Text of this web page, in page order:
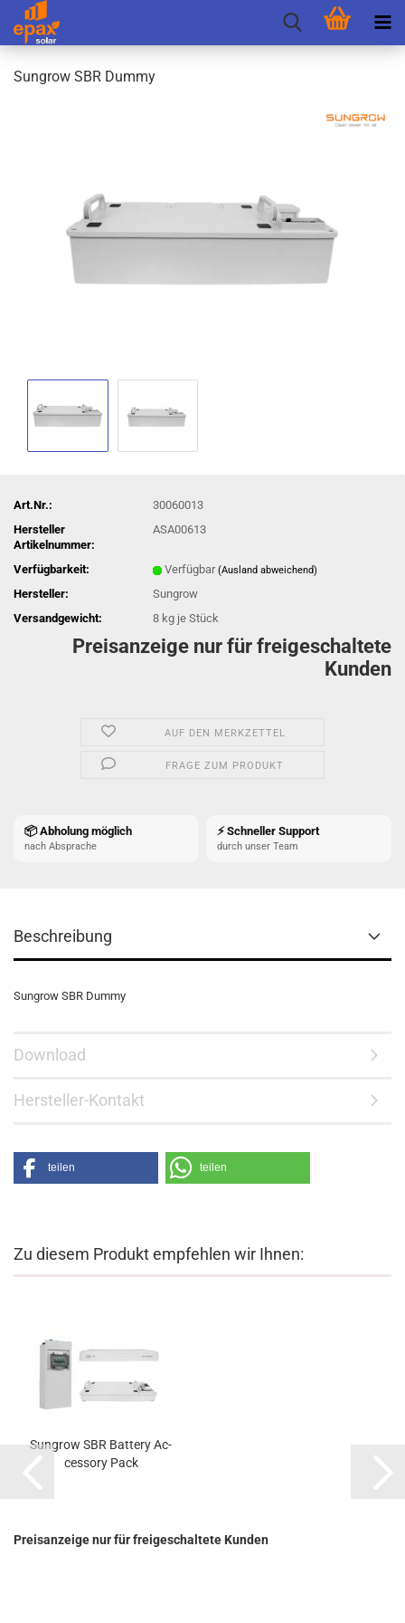
Sungrow SBR Dummy
Art.Nr.:
30060013
Hersteller
Artikelnummer:
ASA00613
Verfügbarkeit: Verfügbar(Ausland abweichend)
Hersteller:
Sungrow
Versandgewicht:
8 kg je Stück
Preisanzeige nur für freigeschaltete
Kunden
AUF DEN MERKZETTEL
FRAGE ZUM PRODUKT
📦 Abholung möglich
nach Absprache
⚡ Schneller Support
durch unser Team
Beschreibung
Sungrow SBR Dummy
Download
Hersteller-Kontakt
teilen teilen
Zu diesem Produkt empfehlen wir Ihnen:
Sungrow SBR Bat­te­ry Ac­
ces­so­ry Pack
Preisanzeige nur für freigeschaltete Kunden